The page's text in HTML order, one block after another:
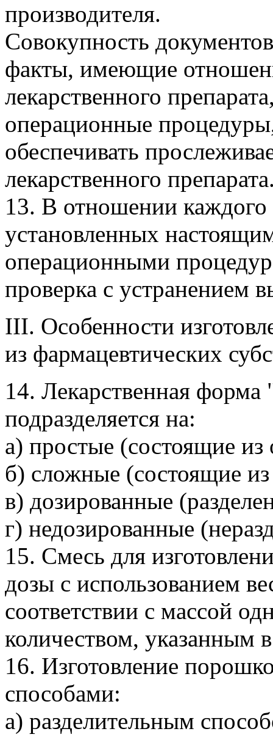
производителя.
Совокупность
факты, имеющие
лекарственного
операционные
обеспечивать
лекарственного
13. В отношении
установленных
операционными
проверка с устранением
III. Особенности
из фармацевтических
14. Лекарственная
подразделяется на:
а) простые (состоящие из
б) сложные (состоящие
в) дозированные
г) недозированные
15. Смесь для
дозы с использованием
соответствии с массой
количеством, указанным
16. Изготовление
способами:
а) разделительным